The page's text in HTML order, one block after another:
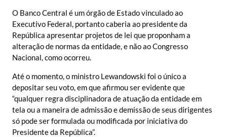
O Banco Central é um órgão de Estado vinculado ao
Executivo Federal, portanto caberia ao presidente da
República apresentar projetos de lei que proponham a
alteração de normas da entidade, e não ao Congresso
Nacional, como ocorreu.
Até o momento, o ministro Lewandowski foi o único a
depositar seu voto, em que afirmou ser evidente que
“qualquer regra disciplinadora de atuação da entidade em
tela ou a maneira de admissão e demissão de seus dirigentes
só pode ser formulada ou modificada por iniciativa do
Presidente da República”.